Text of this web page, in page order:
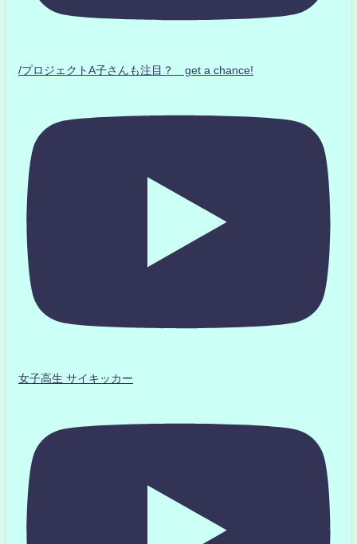
/プロジェクトA子さんも注目？ get a chance!
女子高生 サイキッカー